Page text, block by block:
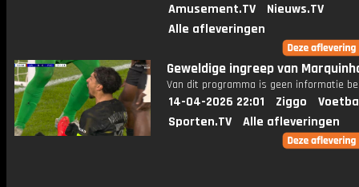
Amusement.TV
Nieuws.TV
Alle afleveringen
Geweldige ingreep van
Van dit programma is geen informatie
14-04-2026 22:01 Ziggo
Sporten.TV
Alle afleveringen